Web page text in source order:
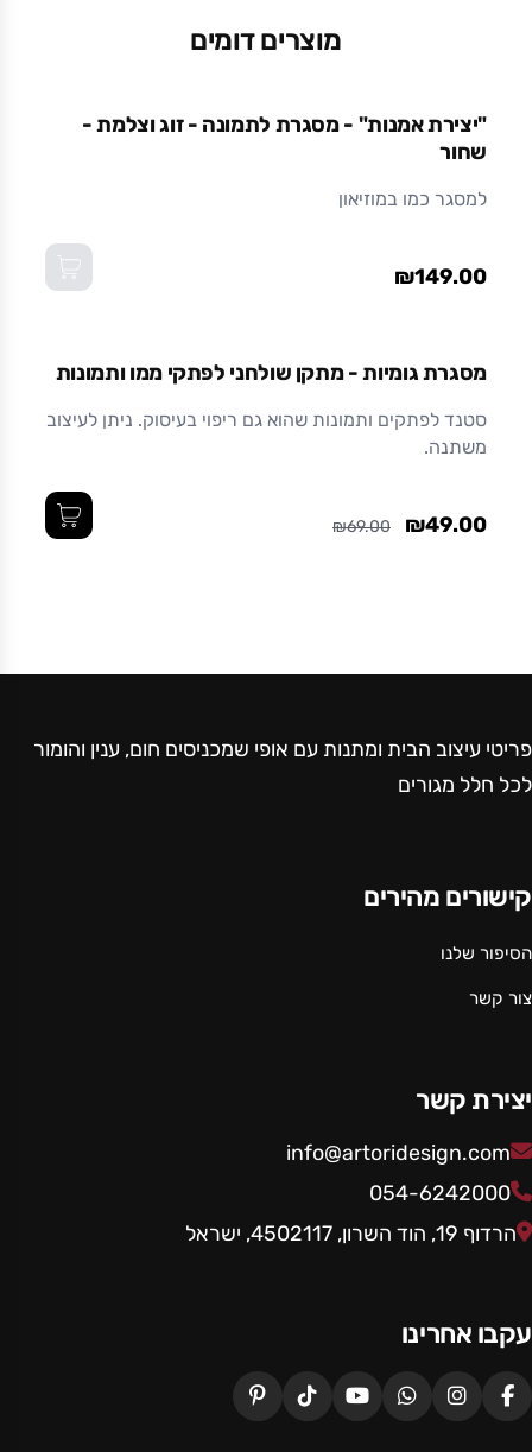
חומר
מתכת בצביעה אלקטרוסטטית (צבע אבקתי בתנור)
מוצרים דומים
"יצירת אמנות" - מסגרת לתמונה - זוג וצלמת -
שחור
למסגר כמו במוזיאון
₪149.00
מסגרת גומיות - מתקן שולחני לפתקי ממו ותמונות
סטנד לפתקים ותמונות שהוא גם ריפוי בעיסוק. ניתן לעיצוב
משתנה.
₪49.00
₪69.00
פריטי עיצוב הבית ומתנות עם אופי שמכניסים חום, ענין והומור
לכל חלל מגורים
קישורים מהירים
הסיפור שלנו
צור קשר
יצירת קשר
info@artoridesign.com
054-6242000
הרדוף 19, הוד השרון, 4502117, ישראל
עקבו אחרינו